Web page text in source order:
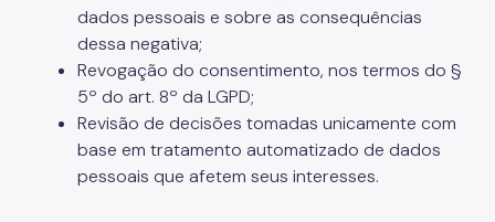
dados pessoais e sobre as consequências
dessa negativa;
Revogação do consentimento, nos termos do §
5º do art. 8º da LGPD;
Revisão de decisões tomadas unicamente com
base em tratamento automatizado de dados
pessoais que afetem seus interesses.